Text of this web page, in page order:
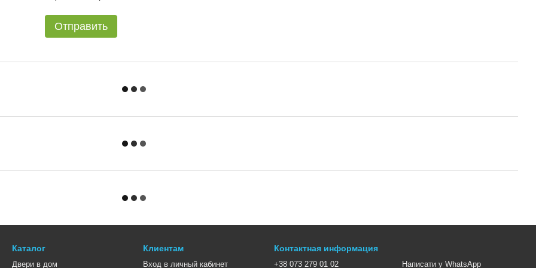
Отправить
Каталог
Двери в дом
Клиентам
Вход в личный кабинет
Контактная информация
+38 073 279 01 02 Написати у WhatsApp